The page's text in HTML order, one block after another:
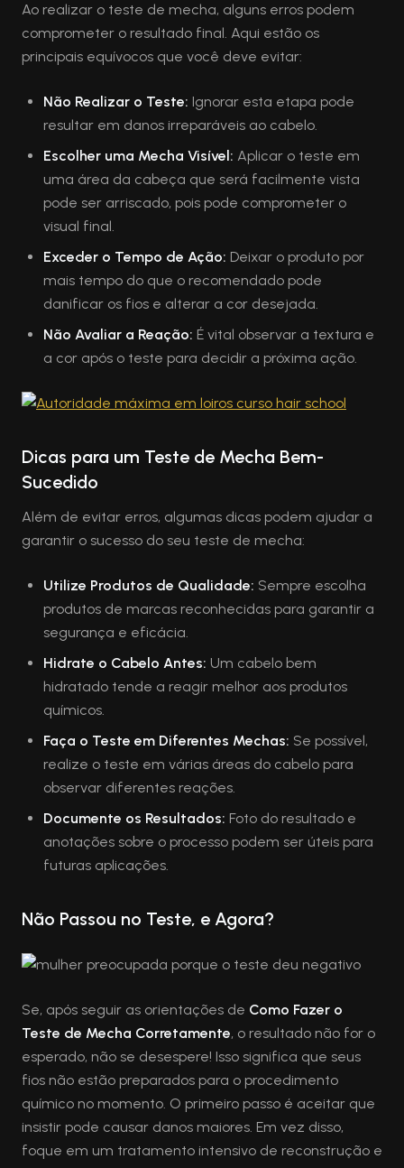
Ao realizar o teste de mecha, alguns erros podem
comprometer o resultado final. Aqui estão os
principais equívocos que você deve evitar:
Não Realizar o Teste: Ignorar esta etapa pode
resultar em danos irreparáveis ao cabelo.
Escolher uma Mecha Visível: Aplicar o teste em
uma área da cabeça que será facilmente vista
pode ser arriscado, pois pode comprometer o
visual final.
Exceder o Tempo de Ação: Deixar o produto por
mais tempo do que o recomendado pode
danificar os fios e alterar a cor desejada.
Não Avaliar a Reação: É vital observar a textura e
a cor após o teste para decidir a próxima ação.
Dicas para um Teste de Mecha Bem-
Sucedido
Além de evitar erros, algumas dicas podem ajudar a
garantir o sucesso do seu teste de mecha:
Utilize Produtos de Qualidade: Sempre escolha
produtos de marcas reconhecidas para garantir a
segurança e eficácia.
Hidrate o Cabelo Antes: Um cabelo bem
hidratado tende a reagir melhor aos produtos
químicos.
Faça o Teste em Diferentes Mechas: Se possível,
realize o teste em várias áreas do cabelo para
observar diferentes reações.
Documente os Resultados: Foto do resultado e
anotações sobre o processo podem ser úteis para
futuras aplicações.
Não Passou no Teste, e Agora?
Se, após seguir as orientações de Como Fazer o
Teste de Mecha Corretamente, o resultado não for o
esperado, não se desespere! Isso significa que seus
fios não estão preparados para o procedimento
químico no momento. O primeiro passo é aceitar que
insistir pode causar danos maiores. Em vez disso,
foque em um tratamento intensivo de reconstrução e